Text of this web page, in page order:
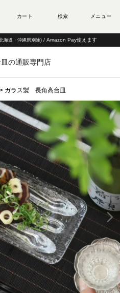
海道・沖縄県別途) / Amazon Pay使えます
の通販専門店
ガラス製 長角高台皿